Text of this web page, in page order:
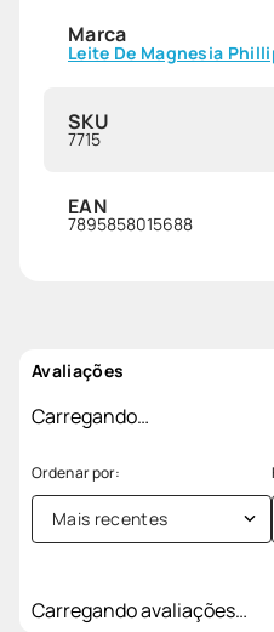
Marca
Leite De Magnesia
SKU
7715
EAN
7895858015688
Avaliações
Carregando…
Mais recentes
Carregando avaliações…